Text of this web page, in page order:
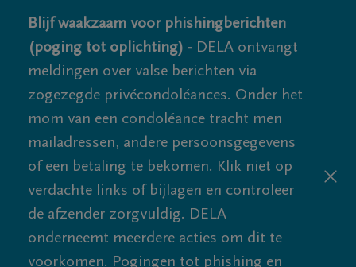
Blijf waakzaam voor phishingberichten
(poging tot oplichting) - DELA ontvangt
meldingen over valse berichten via
zogezegde privécondoléances. Onder het
mom van een condoléance tracht men
mailadressen, andere persoonsgegevens
of een betaling te bekomen. Klik niet op
verdachte links of bijlagen en controleer
de afzender zorgvuldig. DELA
onderneemt meerdere acties om dit te
voorkomen. Pogingen tot phishing en